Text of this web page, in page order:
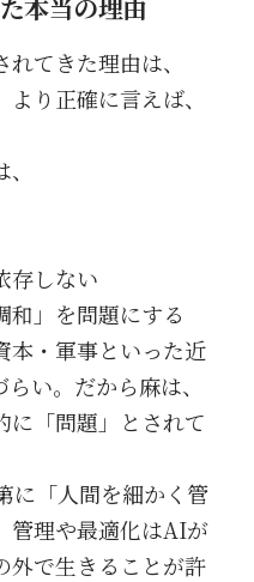
てきた理由は、
り正確に言えば、
存しない
」を問題にする
本・軍事といった近
い。だから麻は、
に「問題」とされて
に「人間を細かく管
管理や最適化はAIが
外で生きることが許